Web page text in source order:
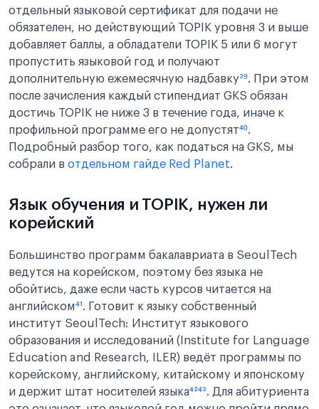
отдельный языковой сертификат для подачи не
обязателен, но действующий TOPIK уровня 3 и выше
добавляет баллы, а обладатели TOPIK 5 или 6 могут
пропустить языковой год и получают
дополнительную ежемесячную надбавку³⁹. При этом
после зачисления каждый стипендиат GKS обязан
достичь TOPIK не ниже 3 в течение года, иначе к
профильной программе его не допустят⁴⁰.
Подробный разбор того, как податься на GKS, мы
собрали в отдельном гайде Red Planet.
Язык обучения и TOPIK, нужен ли
корейский
Большинство программ бакалавриата в SeoulTech
ведутся на корейском, поэтому без языка не
обойтись, даже если часть курсов читается на
английском⁴¹. Готовит к языку собственный
институт SeoulTech: Институт языкового
образования и исследований (Institute for Language
Education and Research, ILER) ведёт программы по
корейскому, английскому, китайскому и японскому
и держит штат носителей языка⁴²⁴³. Для абитуриента